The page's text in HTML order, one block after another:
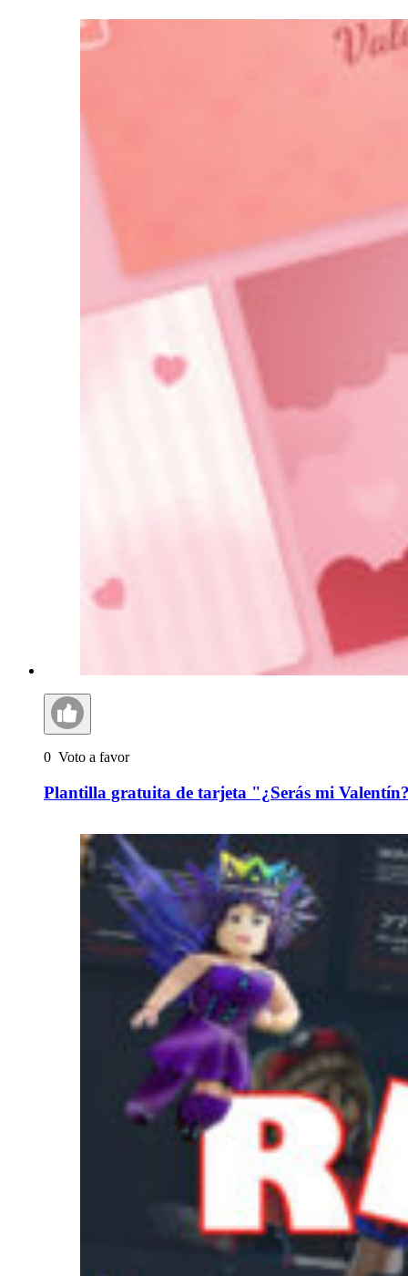
0 Voto a favor
Plantilla gratuita de tarjeta "¿Serás mi